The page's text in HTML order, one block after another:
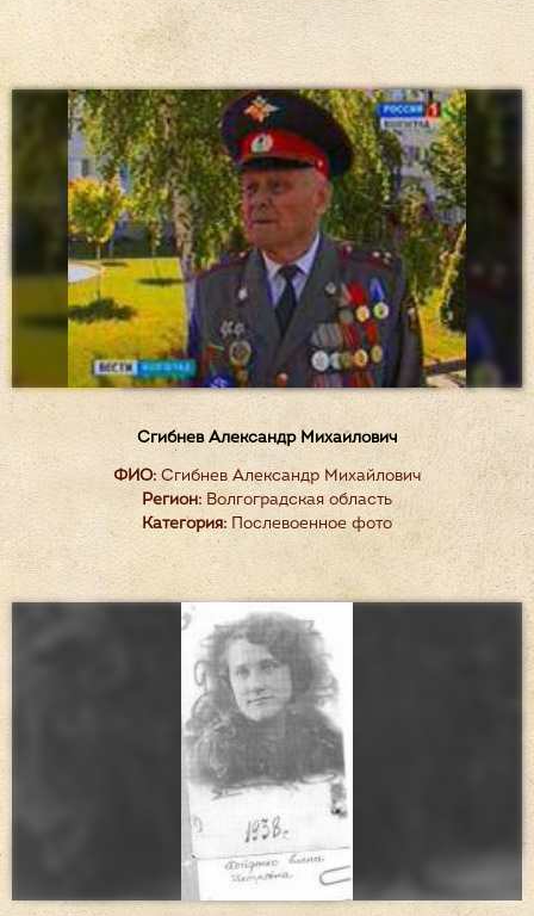
Сгибнев Александр Михайлович
ФИО: Сгибнев Александр Михайлович
Регион: Волгоградская область
Категория: Послевоенное фото